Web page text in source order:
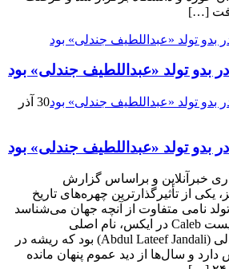
[…]
بدو تولد «عبداللطیف جندلی» بود
30 آذر
بدو تولد «عبداللطیف جندلی» بود
خبرآنلاین و براساس گزارش
یکی از تأثیرگذارترین چهره‌های تاریخ
نامی متفاوت از آنچه جهان می‌شناسد
داشت. بر اساس پست Caleb در ایکس، نام اصلی
او عبداللطیف جندلی (Abdul Lateef Jandali) بود که ریشه در
و سال‌ها از دید عموم پنهان مانده